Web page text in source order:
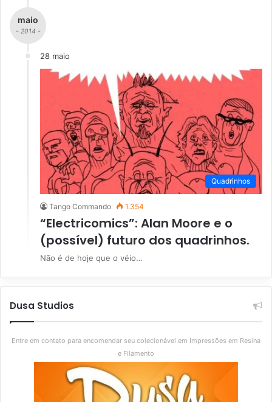
maio
- 2014 -
28 maio
Quadrinhos
Tango Commando 1.354
“Electricomics”: Alan Moore e o
(possível) futuro dos quadrinhos.
Não é de hoje que o véio…
Dusa Studios
Entre em contato para encomendar seu colecionável em Impressões em Resina
e Filamento